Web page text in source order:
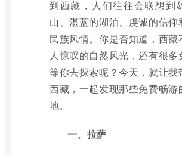
到西藏，人们往往会联想到
山、湛蓝的湖泊、虔诚的信仰
民族风情。你是否知道，西藏
人惊叹的自然风光，还有很多
等你去探索呢？今天，就让我
西藏，一起发现那些免费畅游
地。
一、拉萨